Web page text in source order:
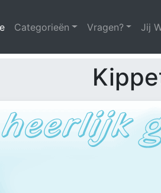
(huidige)
Categorieën Vragen? Jij